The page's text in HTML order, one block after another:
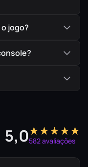
jogo?
5,0★★★★★
582 avaliações